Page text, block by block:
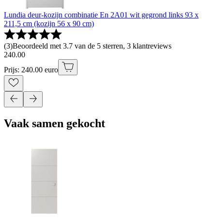
Lundia deur-kozijn combinatie En 2A01 wit gegrond links 93 x
211,5 cm (kozijn 56 x 90 cm)
(3)Beoordeeld met 3.7 van de 5 sterren, 3 klantreviews
240.00
Prijs: 240.00 euro
Vaak samen gekocht